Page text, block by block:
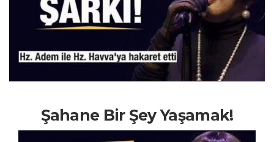
Şahane Bir Şey Yaşamak!